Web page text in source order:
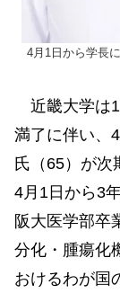
4月1日から学長
近畿大学は1
満了に伴い、
氏（65）が次
4月1日から3
阪大医学部卒
分化・腫瘍化
おけるわが国